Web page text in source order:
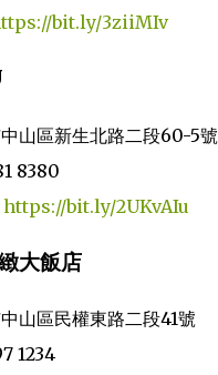
bit.ly/3ziiMIv
山區新生北路二段60-5號
8380
https://bit.ly/2UKvAIu
大飯店
山區民權東路二段41號
1234